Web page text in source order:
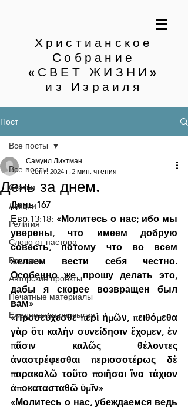
Христианское
Собрание
«СВЕТ ЖИЗНИ»
из Израиля
Пост
Все посты
Статьи
Лекции
Религия
Слово от пастора
Рассказы
Авторские проекты
Печатные материалы
Ежедневная рассылка
Все посты
День за днем.
Самуил Лихтман
1 сент. 2024 г. 2 мин. чтения
День 167
Евр.13:18: «Молитесь о нас; ибо мы
уверены, что имеем добрую
совесть, потому что во всем
желаем вести себя честно.
Особенно же прошу делать это,
дабы я скорее возвращен был
вам»
«Προσεύχεσθε περὶ ἡμῶν, πειθόμεθα
γὰρ ὅτι καλὴν συνείδησιν ἔχομεν, ἐν
πᾶσιν καλῶς θέλοντες
ἀναστρέφεσθαι περισσοτέρως δὲ
παρακαλῶ τοῦτο ποιῆσαι ἵνα τάχιον
ἀποκατασταθῶ ὑμῖν»
«Молитесь о нас, убеждаемся ведь